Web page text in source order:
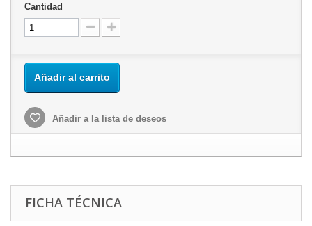
Cantidad
Añadir al carrito
Añadir a la lista de deseos
FICHA TÉCNICA